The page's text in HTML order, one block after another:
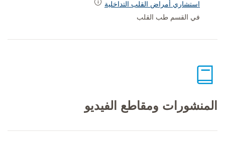
استشاري أمراض القلب التداخلية
في القسم طب القلب
المنشورات ومقاطع الفيديو